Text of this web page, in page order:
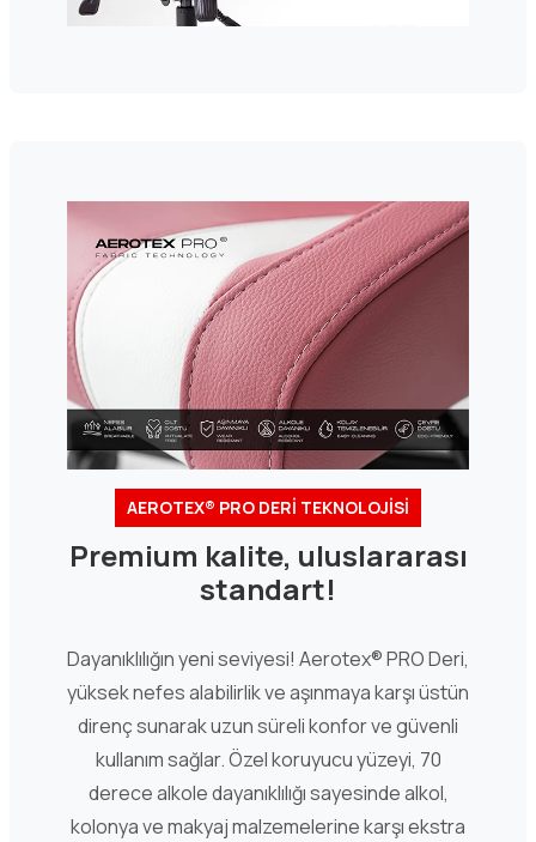
AEROTEX® PRO DERİ TEKNOLOJİSİ
Premium kalite, uluslararası
standart!
Dayanıklılığın yeni seviyesi! Aerotex® PRO Deri,
yüksek nefes alabilirlik ve aşınmaya karşı üstün
direnç sunarak uzun süreli konfor ve güvenli
kullanım sağlar. Özel koruyucu yüzeyi, 70
derece alkole dayanıklılığı sayesinde alkol,
kolonya ve makyaj malzemelerine karşı ekstra